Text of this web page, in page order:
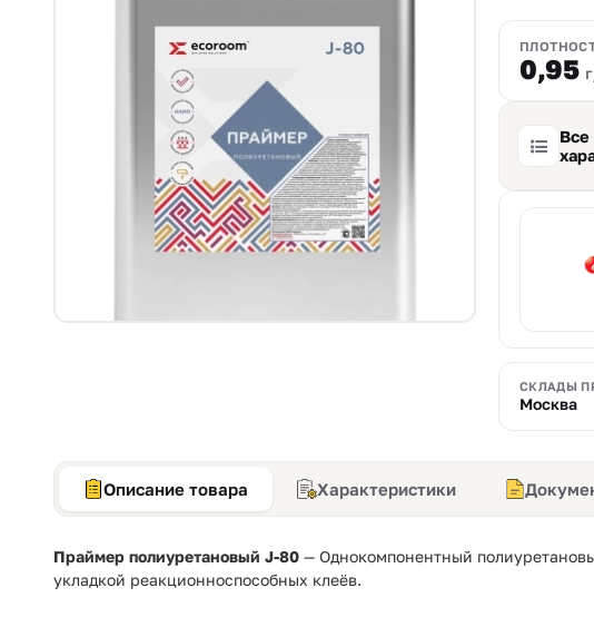
0,95
Все
СКЛАДЫ
Москва
Описание товара Характеристики
Праймер полиуретановый J-80 — Однокомпонентный
укладкой реакционноспособных клеёв.